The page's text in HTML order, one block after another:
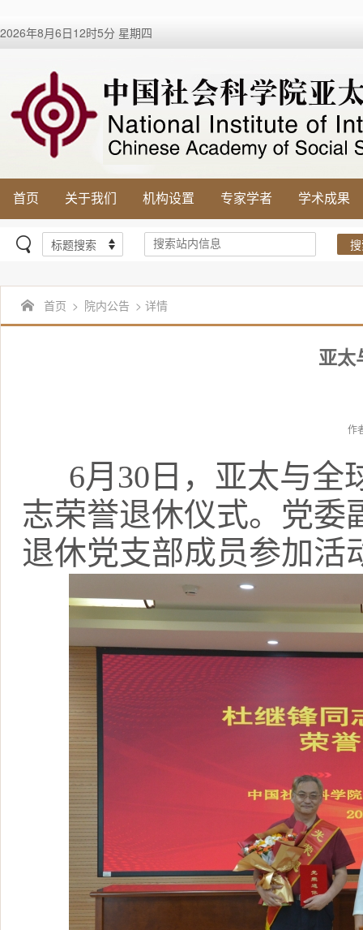
2026年8月6日12时5分 星期四
首页 关于我们 机构设置 专家学者 学术成果
首页 > 院内公告 > 详情
亚太
作
6月30日，亚太与全
志荣誉退休仪式。党委
退休党支部成员参加活